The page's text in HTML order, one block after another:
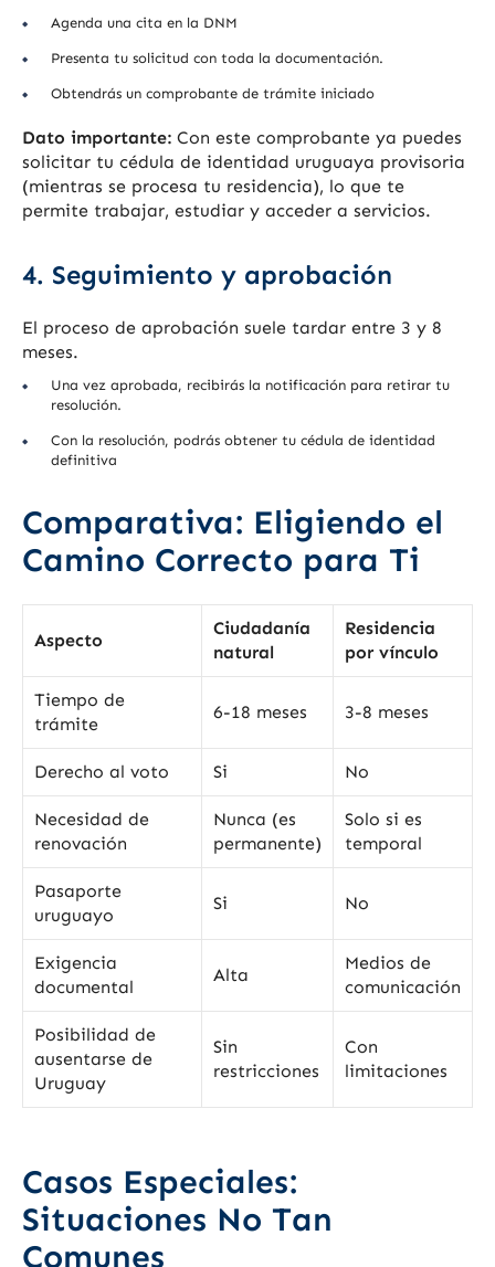
Agenda una cita en la DNM
Presenta tu solicitud con toda la documentación.
Obtendrás un comprobante de trámite iniciado
Dato importante: Con este comprobante ya puedes
solicitar tu cédula de identidad uruguaya provisoria
(mientras se procesa tu residencia), lo que te
permite trabajar, estudiar y acceder a servicios.
4. Seguimiento y aprobación
El proceso de aprobación suele tardar entre 3 y 8
meses.
Una vez aprobada, recibirás la notificación para retirar tu
resolución.
Con la resolución, podrás obtener tu cédula de identidad
definitiva
Comparativa: Eligiendo el
Camino Correcto para Ti
Aspecto
Ciudadanía
natural
Residencia
por vínculo
Tiempo de
trámite
6-18 meses 3-8 meses
Derecho al voto Si No
Necesidad de
renovación
Nunca (es
permanente)
Solo si es
temporal
Pasaporte
uruguayo
Si No
Exigencia
documental
Alta
Medios de
comunicación
Posibilidad de
ausentarse de
Uruguay
Sin
restricciones
Con
limitaciones
Casos Especiales:
Situaciones No Tan
Comunes